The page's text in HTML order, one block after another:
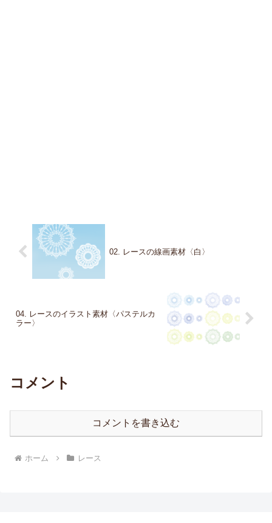
02. レースの線画素材〈白〉
04. レースのイラスト素材〈パステルカ
ラー〉
コメント
コメントを書き込む
ホーム レース